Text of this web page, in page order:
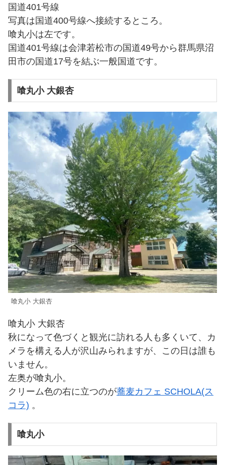
国道401号線
写真は国道400号線へ接続するところ。
喰丸小は左です。
国道401号線は会津若松市の国道49号から群馬県沼
田市の国道17号を結ぶ一般国道です。
喰丸小 大銀杏
喰丸小 大銀杏
喰丸小 大銀杏
秋になって色づくと観光に訪れる人も多くいて、カ
メラを構える人が沢山みられますが、この日は誰も
いません。
左奥が喰丸小。
クリーム色の右に立つのが蕎麦カフェ SCHOLA(ス
コラ) 。
喰丸小